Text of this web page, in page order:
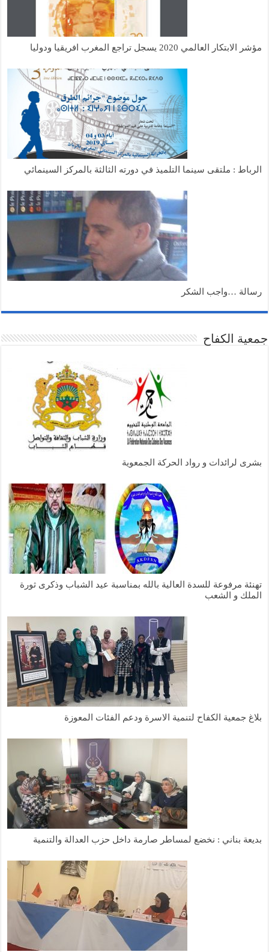
مؤشر الابتكار العالمي 2020 يسجل تراجع المغرب افريقيا ودوليا
الرباط : ملتقى سينما التلميذ في دورته الثالثة بالمركز السينمائي
رسالة …واجب الشكر
جمعية الكفاح
بشرى لرائدات و رواد الحركة الجمعوية
تهنئة مرفوعة للسدة العالية بالله بمناسبة عيد الشباب وذكرى ثورة
الملك و الشعب
بلاغ جمعية الكفاح لتنمية الاسرة ودعم الفئات المعوزة
بديعة بناني : نخضع لمساطر صارمة داخل حزب العدالة والتنمية